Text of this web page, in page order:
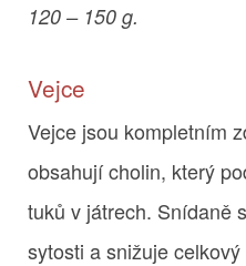
120 – 150 g.
Vejce
Vejce jsou kompletním
obsahují cholin, který
tuků v játrech. Snídaně
sytosti a snižuje